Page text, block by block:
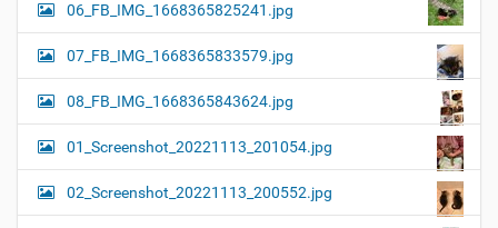
06_FB_IMG_1668365825241.jpg
07_FB_IMG_1668365833579.jpg
08_FB_IMG_1668365843624.jpg
01_Screenshot_20221113_201054.jpg
02_Screenshot_20221113_200552.jpg